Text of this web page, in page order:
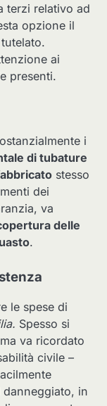
terzi relativo ad
opzione il
ai
presenti.
i
di tubature
stesso
dei
va
delle
.
le spese di
Spesso si
va ricordato
civile –
in